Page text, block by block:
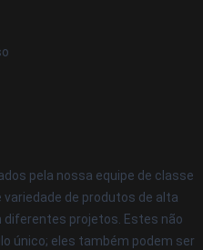
pela nossa equipe de classe
de produtos de alta
diferentes projetos. Estes não
único; eles também podem ser